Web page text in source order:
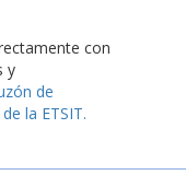
con
y
de
la ETSIT.